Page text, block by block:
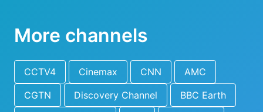
More channels
CCTV4 Cinemax CNN
AMC
CGTN
Discovery Channel
BBC Earth